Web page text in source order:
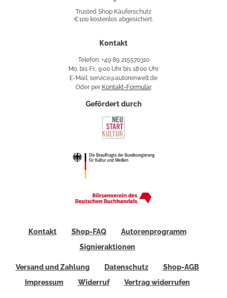
Käuferschutz
Trusted Shop Käuferschutz
€100 kostenlos abgesichert.
Kontakt
Telefon: +49 89 215570310
Mo. bis Fr., 9:00 Uhr bis 18:00 Uhr
E-Mail: service@autorenwelt.de
Oder per Kontakt-Formular.
Gefördert durch
Kontakt Shop-FAQ
Autorenprogramm
Signieraktionen
Versand und Zahlung Datenschutz
Shop-AGB
Impressum
Widerruf Vertrag widerrufen